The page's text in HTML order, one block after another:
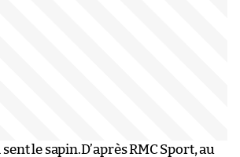
le sapin.D’après RMC Sport, au